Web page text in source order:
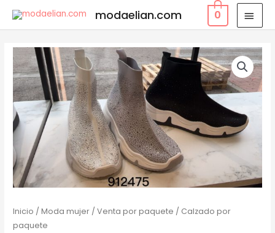
modaelian.com 0
Inicio /Moda mujer /Venta por paquete / Calzado por
paquete